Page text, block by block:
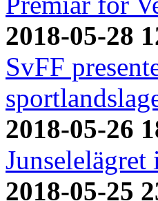
2018-05-28
SvFF
2018-05-26
2018-05-25